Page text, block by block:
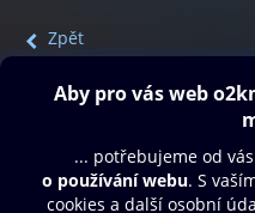
Zpět
Obsah ke stažení